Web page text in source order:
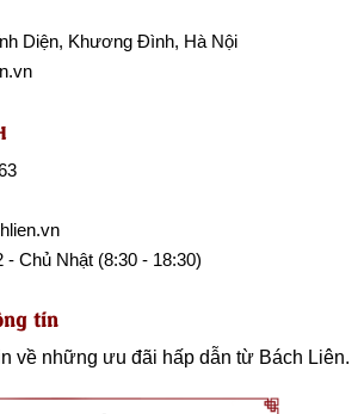
Diện, Khương Đình, Hà Nội
- Chủ Nhật (8:30 - 18:30)
tin
về những ưu đãi hấp dẫn từ Bách Liên.